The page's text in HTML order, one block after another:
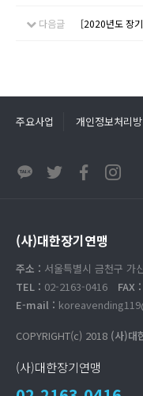
다음글 [2020년도 장
주요사업 개인정보처리
(사)대한장기연맹
주소 : 서울특별시 금천구 가
TEL : 02-2163-0416 FAX :
E-mail :
COPYRIGHT(c) 2018 (사)대
(사)대한장기연맹